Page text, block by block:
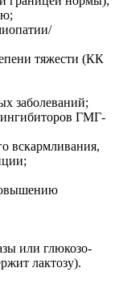
тяжести (КК
заболеваний;
ингибиторов ГМГ-
вскармливания,
или глюкозо-
лактозу).